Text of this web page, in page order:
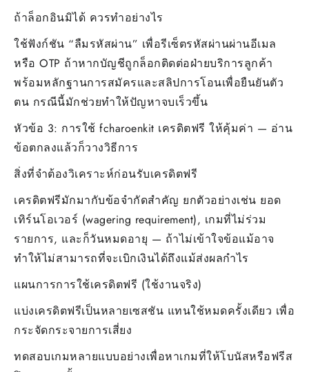
ถ้าล็อกอินมิได้ ควรทำอย่างไร
ใช้ฟังก์ชัน “ลืมรหัสผ่าน” เพื่อรีเซ็ตรหัสผ่านผ่านอีเมล
หรือ OTP ถ้าหากบัญชีถูกล็อกติดต่อฝ่ายบริการลูกค้า
พร้อมหลักฐานการสมัครและสลิปการโอนเพื่อยืนยันตัว
ตน กรณีนี้มักช่วยทำให้ปัญหาจบเร็วขึ้น
หัวข้อ 3: การใช้ fcharoenkit เครดิตฟรี ให้คุ้มค่า — อ่าน
ข้อตกลงแล้วก็วางวิธีการ
สิ่งที่จำต้องวิเคราะห์ก่อนรับเครดิตฟรี
เครดิตฟรีมักมากับข้อจำกัดสำคัญ ยกตัวอย่างเช่น ยอด
เทิร์นโอเวอร์ (wagering requirement), เกมที่ไม่ร่วม
รายการ, และก็วันหมดอายุ — ถ้าไม่เข้าใจข้อแม้อาจ
ทำให้ไม่สามารถที่จะเบิกเงินได้ถึงแม้ส่งผลกำไร
แผนการการใช้เครดิตฟรี (ใช้งานจริง)
แบ่งเครดิตฟรีเป็นหลายเซสชัน แทนใช้หมดครั้งเดียว เพื่อ
กระจัดกระจายการเสี่ยง
ทดสอบเกมหลายแบบอย่างเพื่อหาเกมที่ให้โบนัสหรือฟรีส